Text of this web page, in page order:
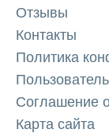
Отзывы
Контакты
Политика
Соглашение
Карта сайта